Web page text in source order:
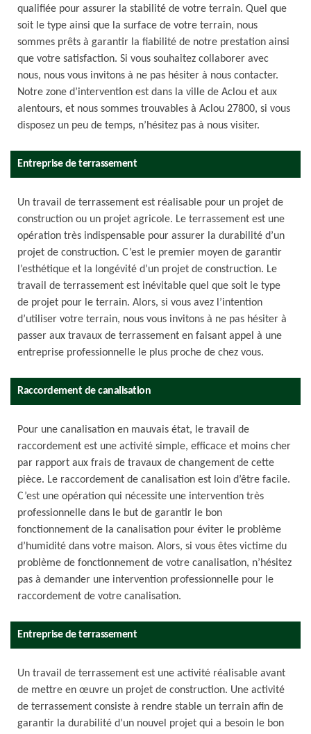
qualifiée pour assurer la stabilité de votre terrain. Quel que
soit le type ainsi que la surface de votre terrain, nous
sommes prêts à garantir la fiabilité de notre prestation ainsi
que votre satisfaction. Si vous souhaitez collaborer avec
nous, nous vous invitons à ne pas hésiter à nous contacter.
Notre zone d’intervention est dans la ville de Aclou et aux
alentours, et nous sommes trouvables à Aclou 27800, si vous
disposez un peu de temps, n’hésitez pas à nous visiter.
Entreprise de terrassement
Un travail de terrassement est réalisable pour un projet de
construction ou un projet agricole. Le terrassement est une
opération très indispensable pour assurer la durabilité d’un
projet de construction. C’est le premier moyen de garantir
l’esthétique et la longévité d’un projet de construction. Le
travail de terrassement est inévitable quel que soit le type
de projet pour le terrain. Alors, si vous avez l’intention
d’utiliser votre terrain, nous vous invitons à ne pas hésiter à
passer aux travaux de terrassement en faisant appel à une
entreprise professionnelle le plus proche de chez vous.
Raccordement de canalisation
Pour une canalisation en mauvais état, le travail de
raccordement est une activité simple, efficace et moins cher
par rapport aux frais de travaux de changement de cette
pièce. Le raccordement de canalisation est loin d’être facile.
C’est une opération qui nécessite une intervention très
professionnelle dans le but de garantir le bon
fonctionnement de la canalisation pour éviter le problème
d’humidité dans votre maison. Alors, si vous êtes victime du
problème de fonctionnement de votre canalisation, n’hésitez
pas à demander une intervention professionnelle pour le
raccordement de votre canalisation.
Entreprise de terrassement
Un travail de terrassement est une activité réalisable avant
de mettre en œuvre un projet de construction. Une activité
de terrassement consiste à rendre stable un terrain afin de
garantir la durabilité d’un nouvel projet qui a besoin le bon